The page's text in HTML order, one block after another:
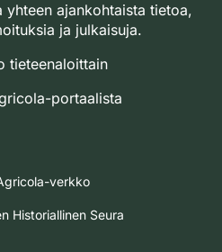
ajankohtaista tietoa,
ja julkaisuja.
tieteenaloittain
portaalista
verkko
Historiallinen Seura